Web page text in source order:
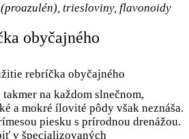
triesloviny, flavonoidy
obyčajného
na každom slnečnom,
a mokré ílovité pôdy však neznáša.
piesku s prírodnou drenážou.
v špecializovaných